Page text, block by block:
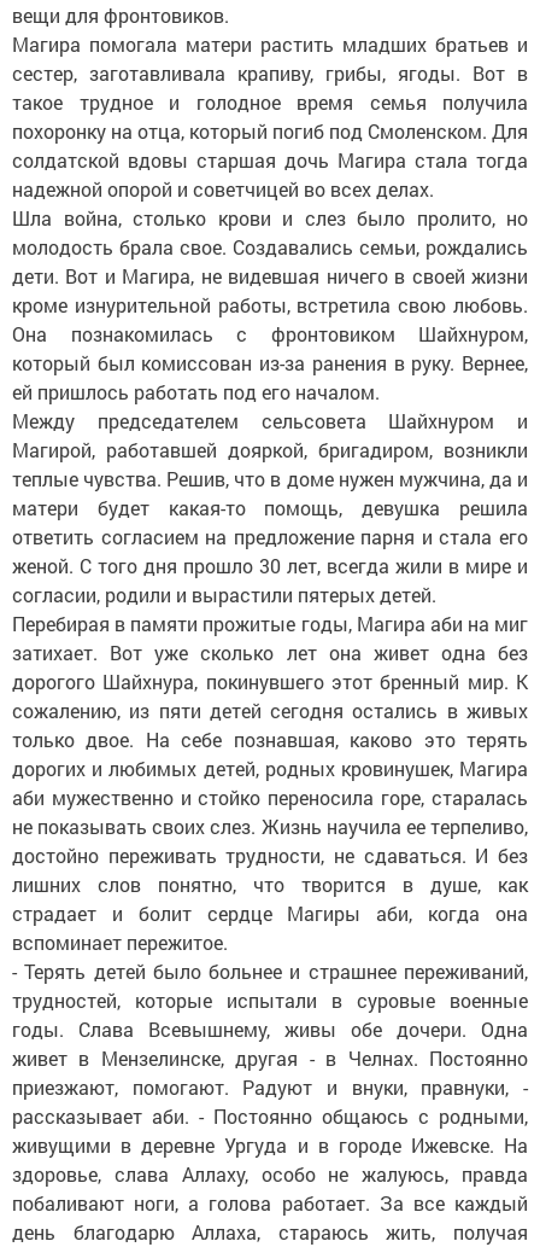
вещи для фронтовиков.
Магира помогала матери растить младших братьев и
сестер, заготавливала крапиву, грибы, ягоды. Вот в
такое трудное и голодное время семья получила
похоронку на отца, который погиб под Смоленском. Для
солдатской вдовы старшая дочь Магира стала тогда
надежной опорой и советчицей во всех делах.
Шла война, столько крови и слез было пролито, но
молодость брала свое. Создавались семьи, рождались
дети. Вот и Магира, не видевшая ничего в своей жизни
кроме изнурительной работы, встретила свою любовь.
Она познакомилась с фронтовиком Шайхнуром,
который был комиссован из-за ранения в руку. Вернее,
ей пришлось работать под его началом.
Между председателем сельсовета Шайхнуром и
Магирой, работавшей дояркой, бригадиром, возникли
теплые чувства. Решив, что в доме нужен мужчина, да и
матери будет какая-то помощь, девушка решила
ответить согласием на предложение парня и стала его
женой. С того дня прошло 30 лет, всегда жили в мире и
согласии, родили и вырастили пятерых детей.
Перебирая в памяти прожитые годы, Магира аби на миг
затихает. Вот уже сколько лет она живет одна без
дорогого Шайхнура, покинувшего этот бренный мир. К
сожалению, из пяти детей сегодня остались в живых
только двое. На себе познавшая, каково это терять
дорогих и любимых детей, родных кровинушек, Магира
аби мужественно и стойко переносила горе, старалась
не показывать своих слез. Жизнь научила ее терпеливо,
достойно переживать трудности, не сдаваться. И без
лишних слов понятно, что творится в душе, как
страдает и болит сердце Магиры аби, когда она
вспоминает пережитое.
- Терять детей было больнее и страшнее переживаний,
трудностей, которые испытали в суровые военные
годы. Слава Всевышнему, живы обе дочери. Одна
живет в Мензелинске, другая - в Челнах. Постоянно
приезжают, помогают. Радуют и внуки, правнуки, -
рассказывает аби. - Постоянно общаюсь с родными,
живущими в деревне Ургуда и в городе Ижевске. На
здоровье, слава Аллаху, особо не жалуюсь, правда
побаливают ноги, а голова работает. За все каждый
день благодарю Аллаха, стараюсь жить, получая